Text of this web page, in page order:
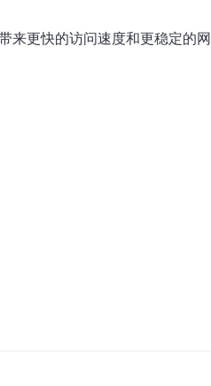
更快的访问速度和更稳定的